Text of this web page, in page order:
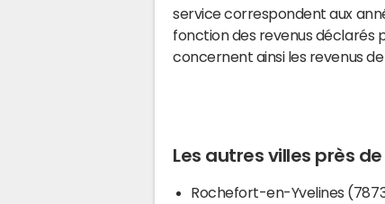
service correspondent aux
fonction des revenus déclarés
concernent ainsi les revenus de
Les autres villes près
Rochefort-en-Yvelines